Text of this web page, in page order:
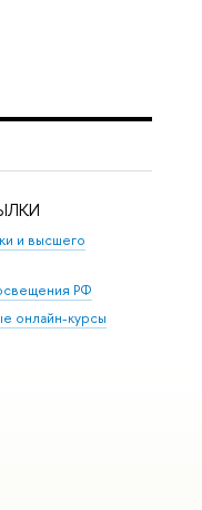
и высшего
РФ
онлайн-курсы